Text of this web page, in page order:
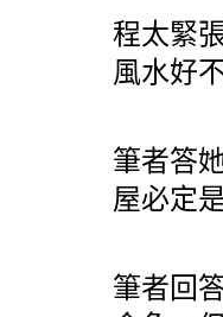
程太緊
風水好
筆者答
屋必定
筆者回